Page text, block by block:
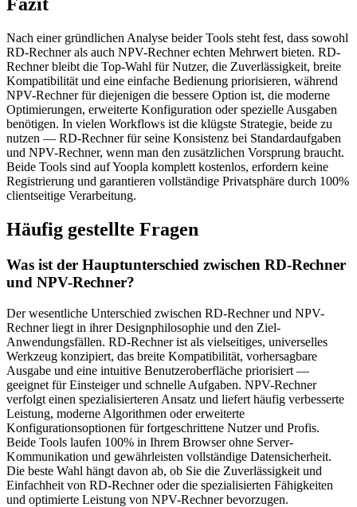
Fazit
Nach einer gründlichen Analyse beider Tools steht fest, dass sowohl
RD-Rechner als auch NPV-Rechner echten Mehrwert bieten. RD-
Rechner bleibt die Top-Wahl für Nutzer, die Zuverlässigkeit, breite
Kompatibilität und eine einfache Bedienung priorisieren, während
NPV-Rechner für diejenigen die bessere Option ist, die moderne
Optimierungen, erweiterte Konfiguration oder spezielle Ausgaben
benötigen. In vielen Workflows ist die klügste Strategie, beide zu
nutzen — RD-Rechner für seine Konsistenz bei Standardaufgaben
und NPV-Rechner, wenn man den zusätzlichen Vorsprung braucht.
Beide Tools sind auf Yoopla komplett kostenlos, erfordern keine
Registrierung und garantieren vollständige Privatsphäre durch 100%
clientseitige Verarbeitung.
Häufig gestellte Fragen
Was ist der Hauptunterschied zwischen RD-Rechner
und NPV-Rechner?
Der wesentliche Unterschied zwischen RD-Rechner und NPV-
Rechner liegt in ihrer Designphilosophie und den Ziel-
Anwendungsfällen. RD-Rechner ist als vielseitiges, universelles
Werkzeug konzipiert, das breite Kompatibilität, vorhersagbare
Ausgabe und eine intuitive Benutzeroberfläche priorisiert —
geeignet für Einsteiger und schnelle Aufgaben. NPV-Rechner
verfolgt einen spezialisierteren Ansatz und liefert häufig verbesserte
Leistung, moderne Algorithmen oder erweiterte
Konfigurationsoptionen für fortgeschrittene Nutzer und Profis.
Beide Tools laufen 100% in Ihrem Browser ohne Server-
Kommunikation und gewährleisten vollständige Datensicherheit.
Die beste Wahl hängt davon ab, ob Sie die Zuverlässigkeit und
Einfachheit von RD-Rechner oder die spezialisierten Fähigkeiten
und optimierte Leistung von NPV-Rechner bevorzugen.